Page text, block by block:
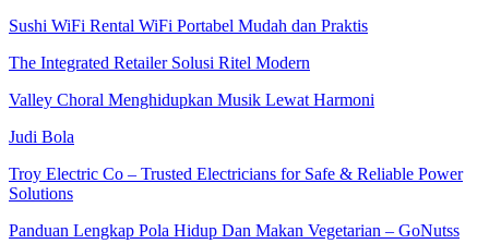
Sushi WiFi Rental WiFi Portabel Mudah dan Praktis
The Integrated Retailer Solusi Ritel Modern
Valley Choral Menghidupkan Musik Lewat Harmoni
Judi Bola
Troy Electric Co – Trusted Electricians for Safe & Reliable Power
Solutions
Panduan Lengkap Pola Hidup Dan Makan Vegetarian – GoNutss